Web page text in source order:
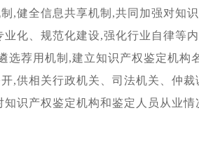
,健全信息共享机制,共同加强对知
化、规范化建设,强化行业自律等内
选荐用机制,建立知识产权鉴定机构
,供相关行政机关、司法机关、仲裁
识产权鉴定机构和鉴定人员从业